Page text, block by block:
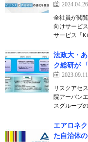
2024.04.26
全社員が閲
向けサービ
サービス「
法政大・
ク総研が
2023.09.11
リスクアセ
院アーバン
スグループ
エアロネ
た自治体